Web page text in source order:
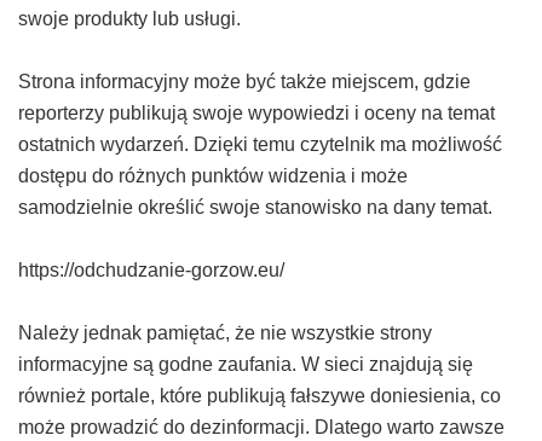
swoje produkty lub usługi.
Strona informacyjny może być także miejscem, gdzie
reporterzy publikują swoje wypowiedzi i oceny na temat
ostatnich wydarzeń. Dzięki temu czytelnik ma możliwość
dostępu do różnych punktów widzenia i może
samodzielnie określić swoje stanowisko na dany temat.
https://odchudzanie-gorzow.eu/
Należy jednak pamiętać, że nie wszystkie strony
informacyjne są godne zaufania. W sieci znajdują się
również portale, które publikują fałszywe doniesienia, co
może prowadzić do dezinformacji. Dlatego warto zawsze